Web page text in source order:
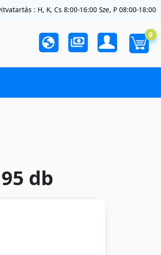
: H, K, Cs 8:00-16:00 Sze, P 08:00-18:00
0
db